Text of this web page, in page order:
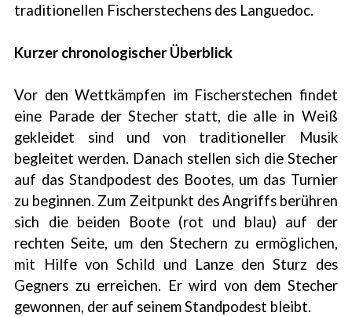
traditionellen Fischerstechens des Languedoc.
Kurzer chronologischer Überblick
Vor den Wettkämpfen im Fischerstechen findet
eine Parade der Stecher statt, die alle in Weiß
gekleidet sind und von traditioneller Musik
begleitet werden. Danach stellen sich die Stecher
auf das Standpodest des Bootes, um das Turnier
zu beginnen. Zum Zeitpunkt des Angriffs berühren
sich die beiden Boote (rot und blau) auf der
rechten Seite, um den Stechern zu ermöglichen,
mit Hilfe von Schild und Lanze den Sturz des
Gegners zu erreichen. Er wird von dem Stecher
gewonnen, der auf seinem Standpodest bleibt.